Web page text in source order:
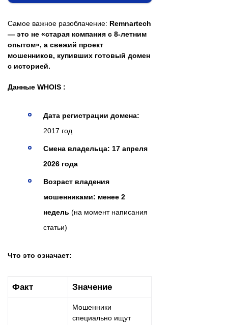
Самое важное разоблачение: Remnartech
— это не «старая компания с 8-летним
опытом», а свежий проект
мошенников, купивших готовый домен
с историей.
Данные WHOIS :
Дата регистрации домена:
2017 год
Смена владельца: 17 апреля
2026 года
Возраст владения
мошенниками: менее 2
недель (на момент написания
статьи)
Что это означает:
Факт Значение
Мошенники
специально ищут